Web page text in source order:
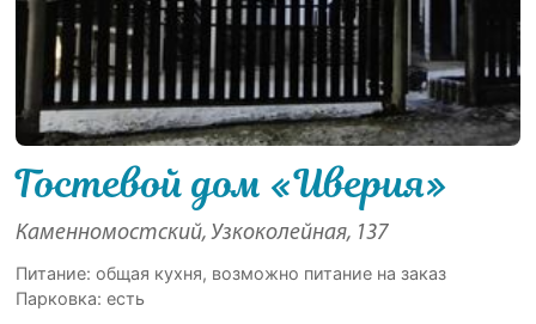
Гостевой дом «Иверия»
Каменномостский, Узкоколейная, 137
Питание: общая кухня, возможно питание на заказ
Парковка: есть